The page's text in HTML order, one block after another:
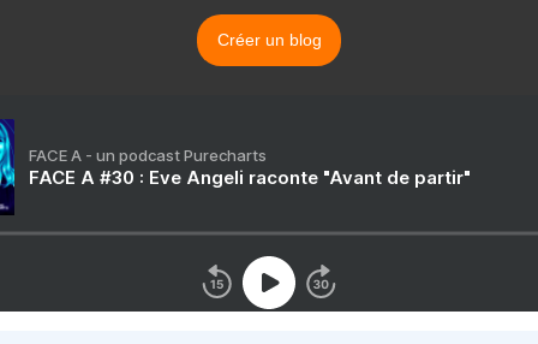
Créer un blog
FACE A - un podcast Purecharts
FACE A #30 : Eve Angeli raconte "Avant de partir"